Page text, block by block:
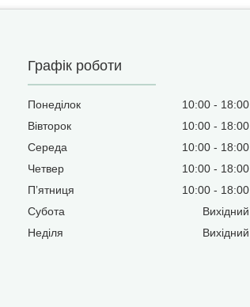
Графік роботи
Понеділок 10:00
18:00
Вівторок
10:00
18:00
Середа
10:00
18:00
Четвер
10:00
18:00
Пʼятниця
10:00
18:00
Субота
Вихідний
Неділя
Вихідний